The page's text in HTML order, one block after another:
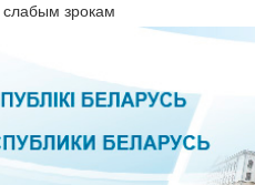
слабым зрокам